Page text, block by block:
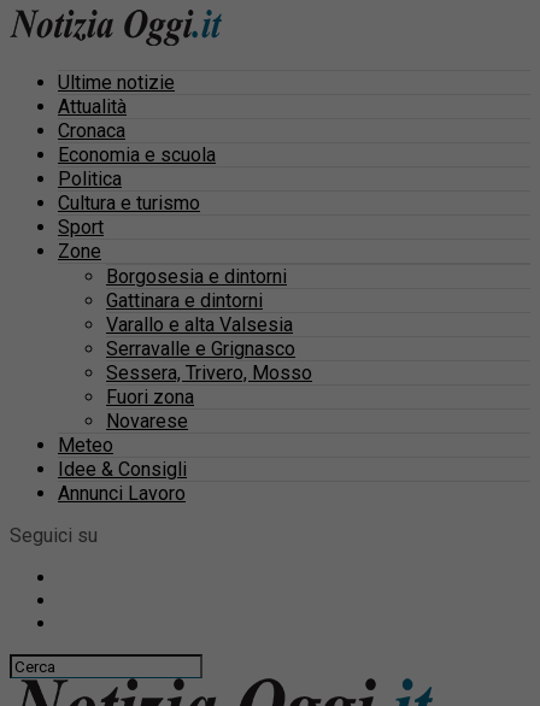
Ultime notizie
Attualità
Cronaca
Economia e scuola
Politica
Cultura e turismo
Sport
Zone
Borgosesia e dintorni
Gattinara e dintorni
Varallo e alta Valsesia
Serravalle e Grignasco
Sessera, Trivero, Mosso
Fuori zona
Novarese
Meteo
Idee & Consigli
Annunci Lavoro
Seguici su